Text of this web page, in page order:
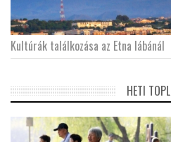
Kultúrák találkozása az Etna lábánál
HETI